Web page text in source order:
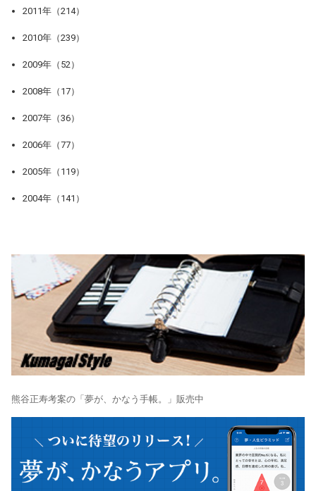
2011年（214）
2010年（239）
2009年（52）
2008年（17）
2007年（36）
2006年（77）
2005年（119）
2004年（141）
熊谷正寿考案の「夢が、かなう手帳。」販売中